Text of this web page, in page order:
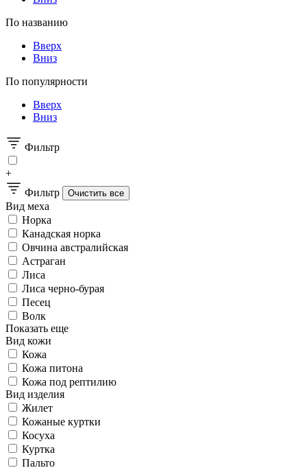
По названию
Вверх
Вниз
По популярности
Вверх
Вниз
Фильтр
+
Фильтр
Вид меха
Норка
Канадская норка
Овчина австралийская
Астраган
Лиса
Лиса черно-бурая
Песец
Волк
Показать еще
Вид кожи
Кожа
Кожа питона
Кожа под рептилию
Вид изделия
Жилет
Кожаные куртки
Косуха
Куртка
Пальто